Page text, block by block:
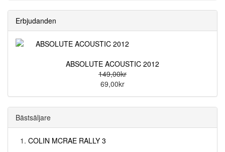
Erbjudanden
ABSOLUTE ACOUSTIC 2012
149,00kr
69,00kr
Bästsäljare
COLIN MCRAE RALLY 3